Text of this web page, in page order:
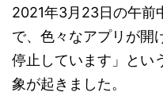
2021年3月23日の午前
で、色々なアプリが開
停止しています」とい
象が起きました。